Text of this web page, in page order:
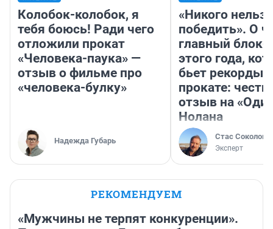
Колобок-колобок, я
тебя боюсь! Ради чего
отложили прокат
«Человека-паука» —
отзыв о фильме про
«человека-булку»
Надежда Губарь
«Никого нельзя
победить». О
главный
этого года,
бьет рекорды в
прокате:
отзыв на
Нолана
Стас Соколов
Эксперт
РЕКОМЕНДУЕМ
«Мужчины не терпят конкуренции».